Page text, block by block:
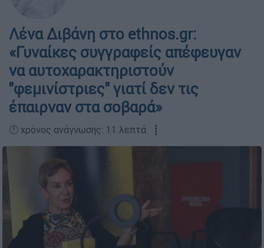
Λένα Διβάνη στο ethnos.gr:
«Γυναίκες συγγραφείς απέφευγαν
να αυτοχαρακτηριστούν
"φεμινίστριες" γιατί δεν τις
έπαιρναν στα σοβαρά»
🕛 χρόνος ανάγνωσης: 11 λεπτά ┋